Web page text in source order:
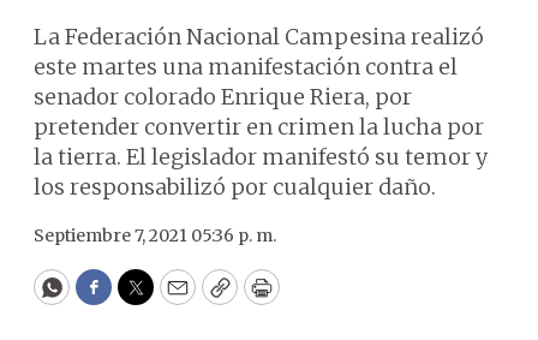
La Federación Nacional Campesina realizó
este martes una manifestación contra el
senador colorado Enrique Riera, por
pretender convertir en crimen la lucha por
la tierra. El legislador manifestó su temor y
los responsabilizó por cualquier daño.
Septiembre 7, 2021 05:36 p. m.
WhatsApp
Facebook
Twitter
EmailCopyPrint